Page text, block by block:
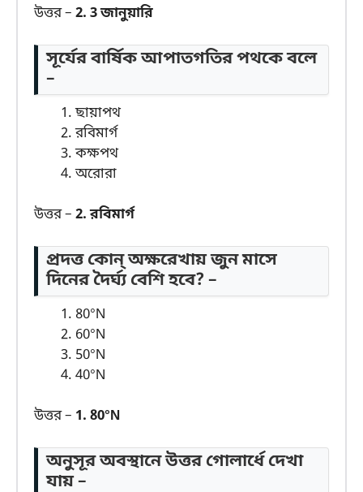
উত্তর – 2. 3 জানুয়ারি
সূর্যের বার্ষিক আপাতগতির পথকে বলে
–
ছায়াপথ
রবিমার্গ
কক্ষপথ
অরোরা
উত্তর – 2. রবিমার্গ
প্রদত্ত কোন্ অক্ষরেখায় জুন মাসে
দিনের দৈর্ঘ্য বেশি হবে? –
80°N
60°N
50°N
40°N
উত্তর – 1. 80°N
অনুসূর অবস্থানে উত্তর গোলার্ধে দেখা
যায় –